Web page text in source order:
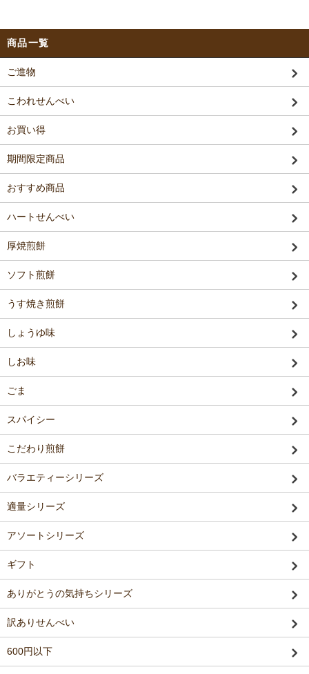
商品一覧
ご進物
こわれせんべい
お買い得
期間限定商品
おすすめ商品
ハートせんべい
厚焼煎餅
ソフト煎餅
うす焼き煎餅
しょうゆ味
しお味
ごま
スパイシー
こだわり煎餅
バラエティーシリーズ
適量シリーズ
アソートシリーズ
ギフト
ありがとうの気持ちシリーズ
訳ありせんべい
600円以下